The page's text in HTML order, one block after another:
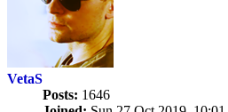
VetaS
Posts: 1646